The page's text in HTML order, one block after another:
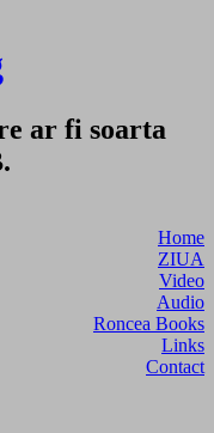
ar fi soarta
Home
ZIUA
Video
Audio
Roncea Books
Links
Contact